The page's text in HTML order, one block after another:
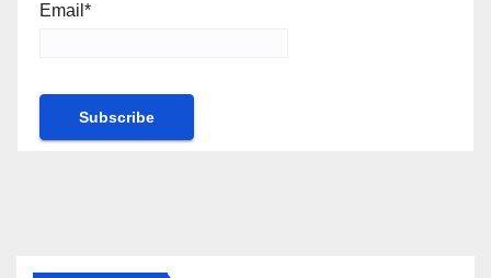
Email*